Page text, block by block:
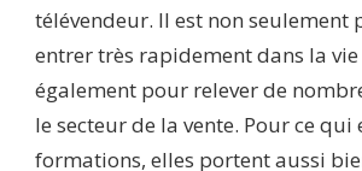
télévendeur. Il est non
entrer très rapidement dans la
également pour relever de
le secteur de la vente. Pour ce qui
formations, elles portent aussi